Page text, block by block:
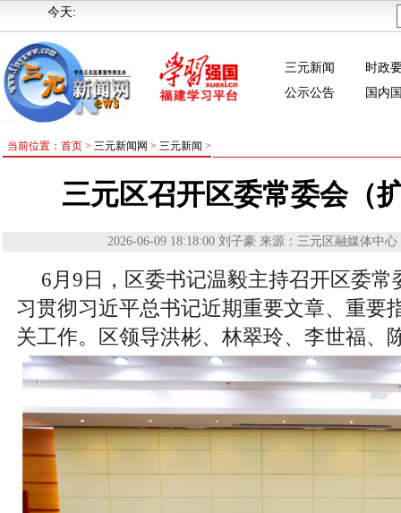
今天:
三元新闻
时政
公示公告
国内
当前位置：首页 > 三元新闻网 > 三元新闻 >
三元区召开区委常委会（
2026-06-09 18:18:00 刘子豪 来源：三元区融媒体中心
6月9日，区委书记温毅主持召开区委
习贯彻习近平总书记近期重要文章、重要
关工作。区领导洪彬、林翠玲、李世福、